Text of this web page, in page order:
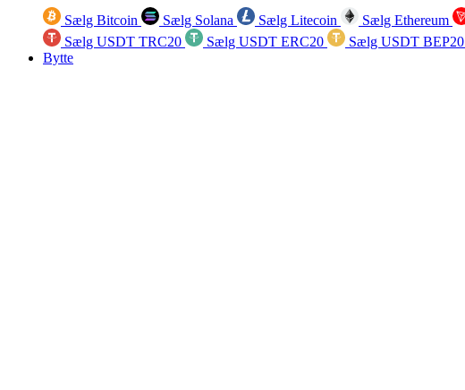
Sælg Bitcoin Sælg Solana Sælg Litecoin Sælg Ethereum
Sælg USDT TRC20
Sælg USDT ERC20 Sælg USDT BEP20
Bytte